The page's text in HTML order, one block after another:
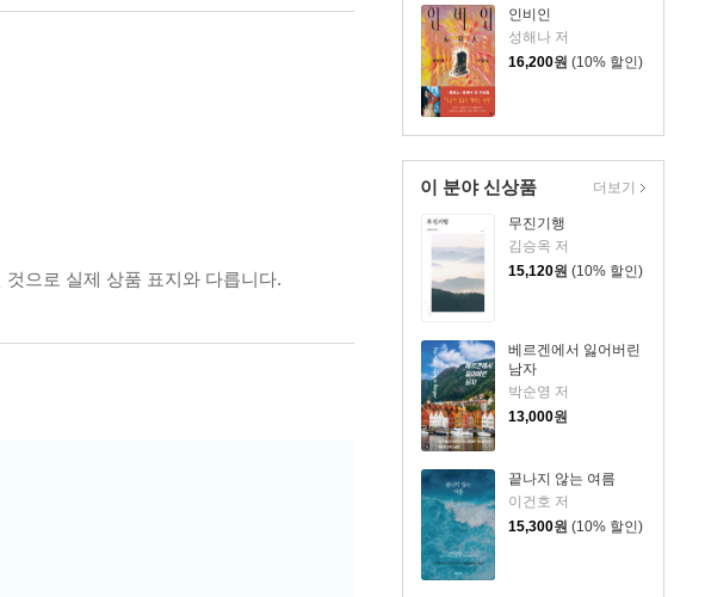
인비인
성해나 저
16,200원 (10% 할인)
이 분야 신상품
무진기행
김승옥 저
15,120원 (10% 할인)
베르겐에서 잃어버린
남자
박순영 저
13,000원
끝나지 않는 여름
이건호 저
15,300원 (10% 할인)
더보기
으로 실제 상품 표지와 다릅니다.